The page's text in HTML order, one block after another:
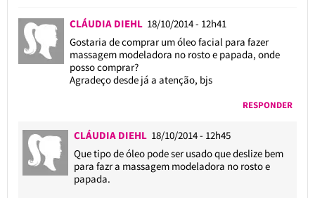
CLÁUDIA DIEHL 18/10/2014 - 12h41
Gostaria de comprar um óleo facial para fazer
massagem modeladora no rosto e papada, onde
posso comprar?
Agradeço desde já a atenção, bjs
RESPONDER
CLÁUDIA DIEHL 18/10/2014 - 12h45
Que tipo de óleo pode ser usado que deslize bem
para fazr a massagem modeladora no rosto e
papada.